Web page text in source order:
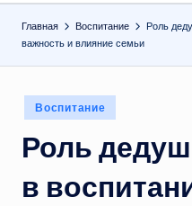
отношения
Главная Воспитание
Роль
важность и влияние семьи
Опубликовано
в
Воспитание
Роль
в